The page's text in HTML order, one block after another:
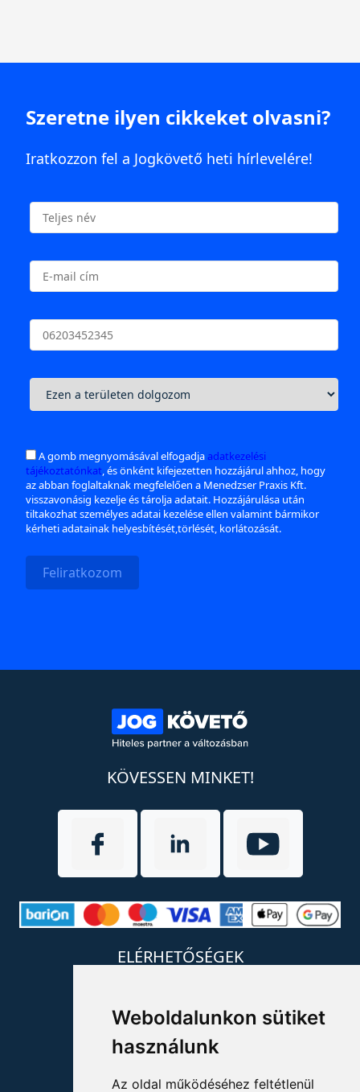
Weboldalunkon sütiket
használunk
Az oldal működéséhez feltétlenül
Szeretne ilyen cikkeket olvasni?
Iratkozzon fel a Jogkövető heti hírlevelére!
A gomb megnyomásával elfogadjaadatkezelési
tájékoztatónkat, és önként kifejezetten hozzájárul ahhoz, hogy
az abban foglaltaknak megfelelően a Menedzser Praxis Kft.
visszavonásig kezelje és tárolja adatait. Hozzájárulása után
tiltakozhat személyes adatai kezelése ellen valamint bármikor
kérheti adatainak helyesbítését,törlését, korlátozását.
Feliratkozom
KÖVESSEN MINKET!
ELÉRHETŐSÉGEK
info@mprx.hu